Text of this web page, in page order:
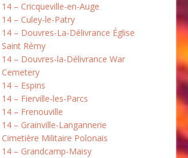
14 – Cricqueville-en-Auge
14 – Culey-le-Patry
14 – Douvres-La-Délivrance Église
Saint Rémy
14 – Douvres-la-Délivrance War
Cemetery
14 – Espins
14 – Fierville-les-Parcs
14 – Frenouville
14 – Grainville-Langannerie
Cimetière Militaire Polonais
14 – Grandcamp-Maisy